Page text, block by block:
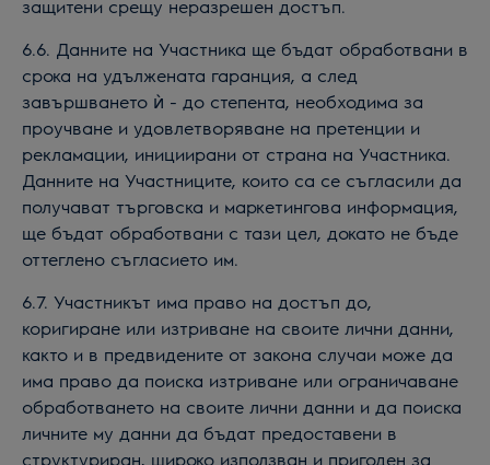
защитени срещу неразрешен достъп.
6.6. Данните на Участника ще бъдат обработвани в
срока на удължената гаранция, а след
завършването ѝ - до степента, необходима за
проучване и удовлетворяване на претенции и
рекламации, инициирани от страна на Участника.
Данните на Участниците, които са се съгласили да
получават търговска и маркетингова информация,
ще бъдат обработвани с тази цел, докато не бъде
оттеглено съгласието им.
6.7. Участникът има право на достъп до,
коригиране или изтриване на своите лични данни,
както и в предвидените от закона случаи може да
има право да поиска изтриване или ограничаване
обработването на своите лични данни и да поиска
личните му данни да бъдат предоставени в
структуриран, широко използван и пригоден за